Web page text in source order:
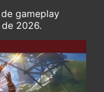
gameplay
2026.